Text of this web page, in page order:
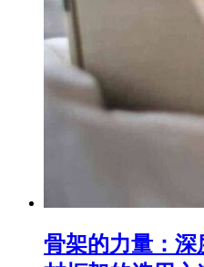
骨架的力量：深